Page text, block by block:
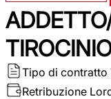
Tipo di contratto
Retribuzione